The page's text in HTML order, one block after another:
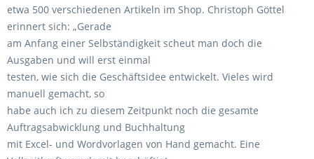
etwa 500 verschiedenen Artikeln im Shop. Christoph Göttel
erinnert sich: „Gerade
am Anfang einer Selbständigkeit scheut man doch die
Ausgaben und will erst einmal
testen, wie sich die Geschäftsidee entwickelt. Vieles wird
manuell gemacht, so
habe auch ich zu diesem Zeitpunkt noch die gesamte
Auftragsabwicklung und Buchhaltung
mit Excel- und Wordvorlagen von Hand gemacht. Eine